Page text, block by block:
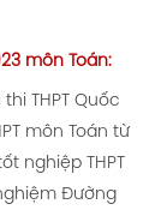
môn Toán:
THPT Quốc
môn Toán từ
nghiệp THPT
Đường